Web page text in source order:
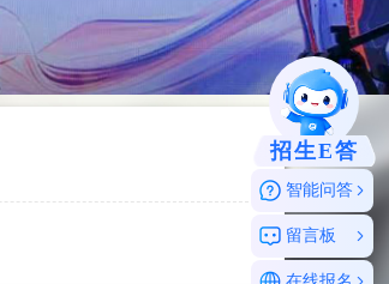
招生E答
智能问答
留言板
在线报名